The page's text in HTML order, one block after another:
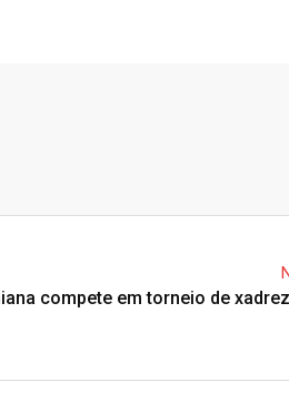
compete em torneio de